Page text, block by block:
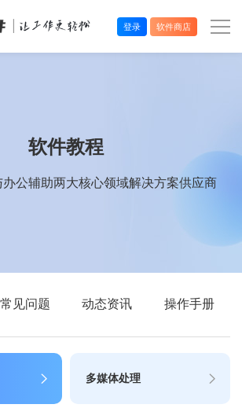
登录 软件商店
软件教程
公辅助两大核心领域解决方案供应商
常见问题 动态资讯 操作手册
多媒体处理